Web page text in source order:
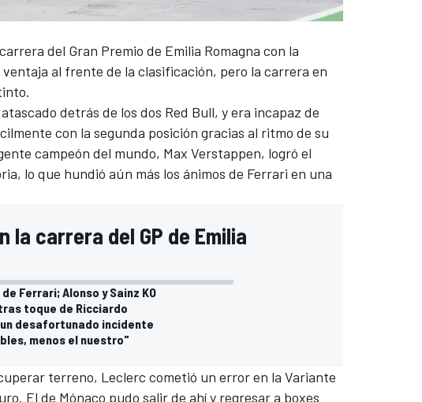
del Gran Premio de Emilia Romagna con la
al frente de la clasificación, pero la carrera en
detrás de los dos Red Bull, y era incapaz de
con la segunda posición gracias al ritmo de su
campeón del mundo, Max Verstappen, logró el
lo que hundió aún más los ánimos de Ferrari en una
la carrera del GP de Emilia
Ferrari; Alonso y Sainz KO
toque de Ricciardo
desafortunado incidente
menos el nuestro"
terreno, Leclerc cometió un error en la Variante
El de Mónaco pudo salir de ahí y regresar a boxes